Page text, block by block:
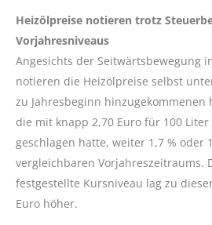
Heizölpreise notieren trotz
Vorjahresniveaus
Angesichts der Seitwärtsbewegung
notieren die Heizölpreise selbst
zu Jahresbeginn hinzugekommenen
die mit knapp 2,70 Euro für 100 Liter
geschlagen hatte, weiter 1,7 % oder
vergleichbaren Vorjahreszeitraums.
festgestellte Kursniveau lag zu
Euro höher.